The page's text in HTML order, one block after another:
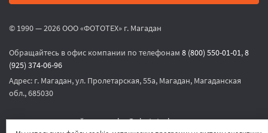
© 1990 — 2026 ООО «ФОТОТЕХ» г. Магадан
Обращайтесь в офис компании по телефонам 8 (800) 550-01-01,8
(925) 374-06-96
Адрес: г. Магадан, ул. Пролетарская, 55а, Магадан, Магаданская
обл., 685030
или по электронной почтеsales@phototech.ru